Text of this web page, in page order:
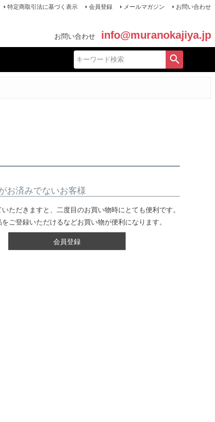
特定商取引法に基づく表示 会員登録 メールマガジン お問い合わせ
お問い合わせ info@muranokajiya.jp
お済みでないお客様
ただきますと、二度目のお買い物時にとても便利です。
ご登録いただけるなどお買い物が便利になります。
会員登録